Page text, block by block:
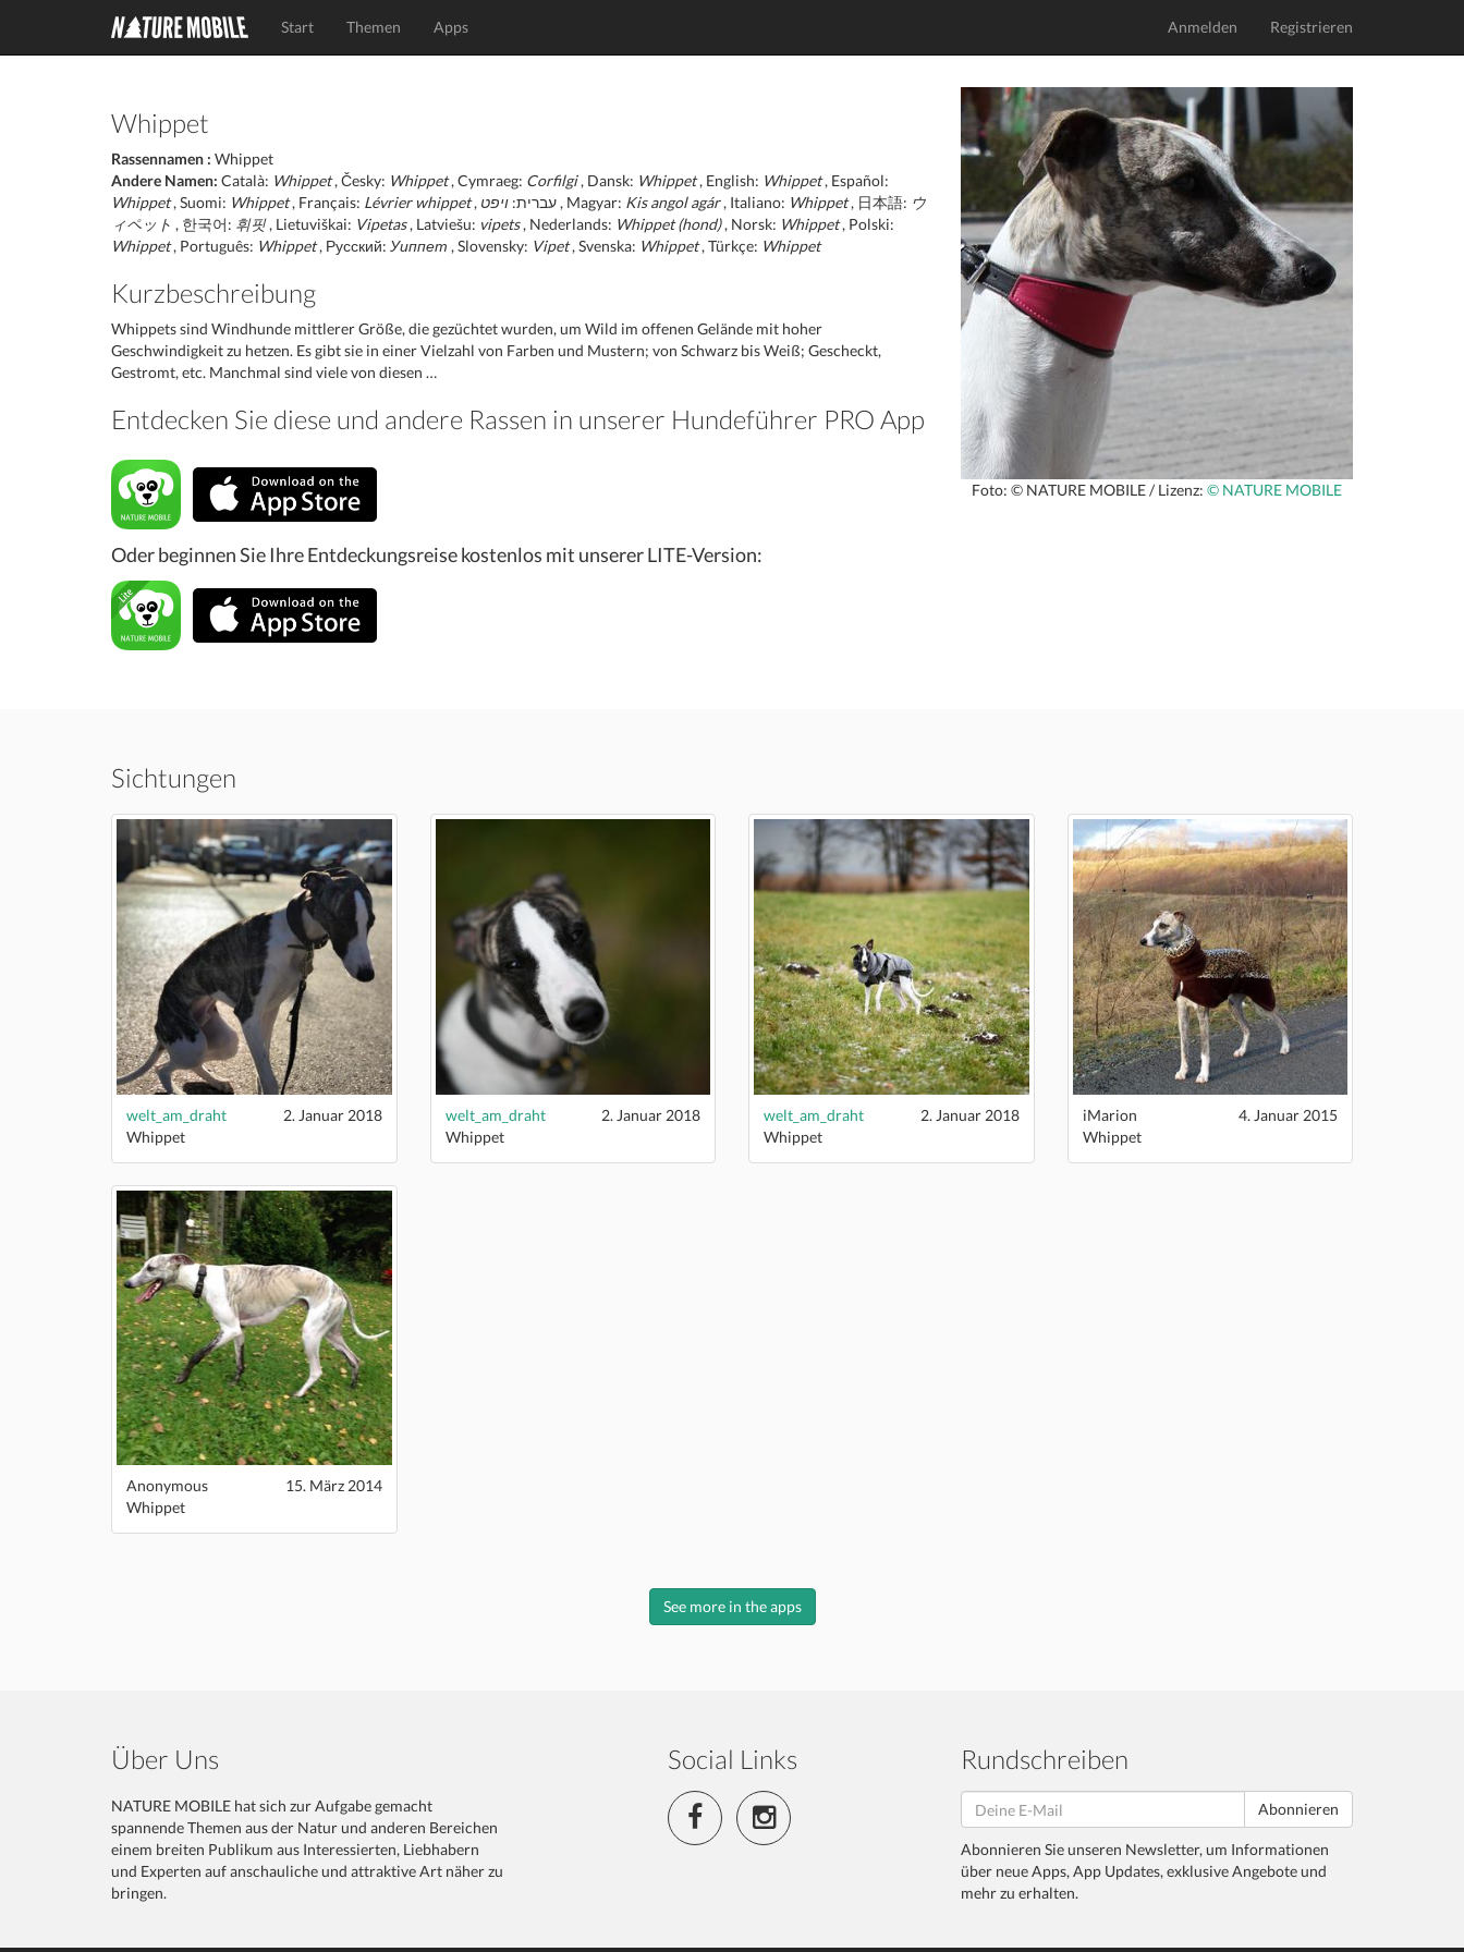
Start Themen Apps Anmelden Registrieren
Whippet
Rassennamen : Whippet
Andere Namen: Català: Whippet, Česky: Whippet, Cymraeg: Corfilgi, Dansk: Whippet, English: Whippet, Español:
Whippet, Suomi: Whippet, Français: Lévrier whippet , עברית: ויפט , Magyar: Kis angol agár, Italiano: Whippet, 日本語: ウ
ィペット , 한국어: 휘핏, Lietuviškai: Vipetas, Latviešu: vipets, Nederlands: Whippet (hond), Norsk: Whippet, Polski:
Whippet, Português: Whippet, Русский: Уиппет , Slovensky: Vipet, Svenska: Whippet, Türkçe: Whippet
Kurzbeschreibung
Whippets sind Windhunde mittlerer Größe, die gezüchtet wurden, um Wild im offenen Gelände mit hoher
Geschwindigkeit zu hetzen. Es gibt sie in einer Vielzahl von Farben und Mustern; von Schwarz bis Weiß; Gescheckt,
Gestromt, etc. Manchmal sind viele von diesen …
Entdecken Sie diese und andere Rassen in unserer Hundeführer PRO App
Oder beginnen Sie Ihre Entdeckungsreise kostenlos mit unserer LITE-Version:
Foto: © NATURE MOBILE / Lizenz: © NATURE MOBILE
Sichtungen
welt_am_draht
2. Januar 2018
Whippet
welt_am_draht
2. Januar 2018
Whippet
welt_am_draht
2. Januar 2018
Whippet
iMarion
4. Januar 2015
Whippet
Anonymous
15. März 2014
Whippet
See more in the apps
Über Uns
NATURE MOBILE hat sich zur Aufgabe gemacht
spannende Themen aus der Natur und anderen Bereichen
einem breiten Publikum aus Interessierten, Liebhabern
und Experten auf anschauliche und attraktive Art näher zu
bringen.
Social Links Rundschreiben
Abonnieren
Abonnieren Sie unseren Newsletter, um Informationen
über neue Apps, App Updates, exklusive Angebote und
mehr zu erhalten.